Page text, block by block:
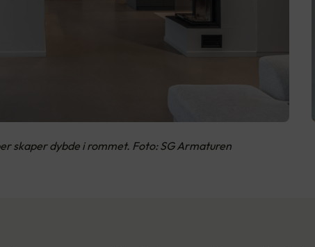
skaper dybde i rommet. Foto: SG Armaturen